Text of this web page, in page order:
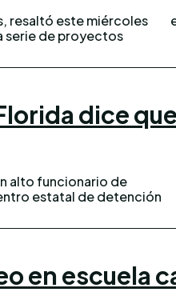
resaltó este miércoles
serie de proyectos
dice
alto funcionario de
estatal de detención
en escuela